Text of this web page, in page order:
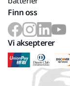
Finn oss
Vi aksepterer